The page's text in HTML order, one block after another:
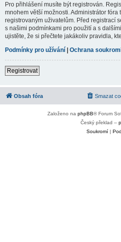
Pro přihlášení musíte být registrován.
mnohem větší možnosti. Administrátor
registrovaným uživatelům. Před registrací
s našimi podmínkami pro použití a s
ujistěte, že si přečtete jakákoliv pravidla,
Podmínky pro užívání | Ochrana
Registrovat
Obsah fóra Smazat
Založeno na phpBB® Forum
Český překlad –
Soukromí|